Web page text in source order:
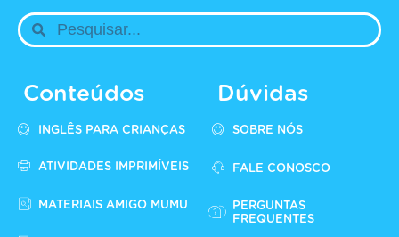
Conteúdos
INGLÊS PARA CRIANÇAS
ATIVIDADES IMPRIMÍVEIS
MATERIAIS AMIGO MUMU
Dúvidas
SOBRE NÓS
FALE CONOSCO
PERGUNTAS
FREQUENTES